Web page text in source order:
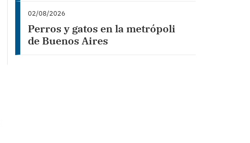
02/08/2026
Perros y gatos en la metrópoli
de Buenos Aires